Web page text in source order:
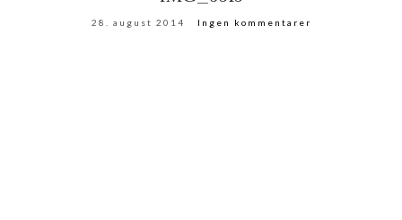
28. august 2014 Ingen kommentarer